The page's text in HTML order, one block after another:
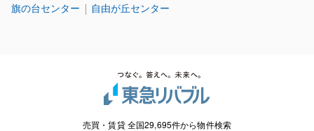
旗の台センター 自由が丘センター
売買・賃貸 全国29,695件から物件検索